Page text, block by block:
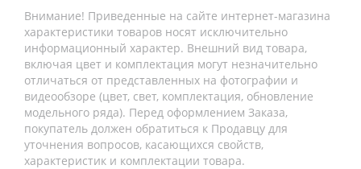
Внимание! Приведенные на сайте интернет-магазина
характеристики товаров носят исключительно
информационный характер. Внешний вид товара,
включая цвет и комплектация могут незначительно
отличаться от представленных на фотографии и
видеообзоре (цвет, свет, комплектация, обновление
модельного ряда). Перед оформлением Заказа,
покупатель должен обратиться к Продавцу для
уточнения вопросов, касающихся свойств,
характеристик и комплектации товара.